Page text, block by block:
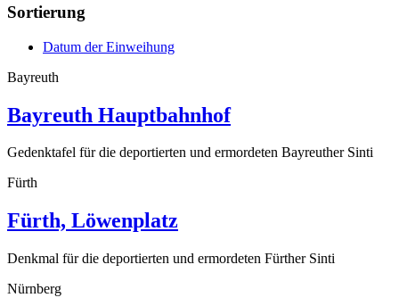
Sortierung
Datum der Einweihung
Bayreuth
Bayreuth Hauptbahnhof
Gedenktafel für die deportierten und ermordeten Bayreuther Sinti
Fürth
Fürth, Löwenplatz
Denkmal für die deportierten und ermordeten Fürther Sinti
Nürnberg